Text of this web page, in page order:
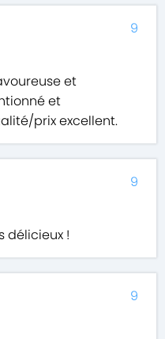
et
et
prix excellent.
9
délicieux !
9
9